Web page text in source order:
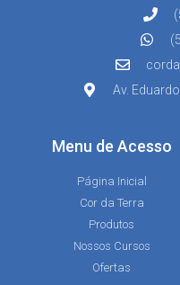
Av.
Menu de Acesso
Página Inicial
Cor da Terra
Produtos
Nossos Cursos
Ofertas